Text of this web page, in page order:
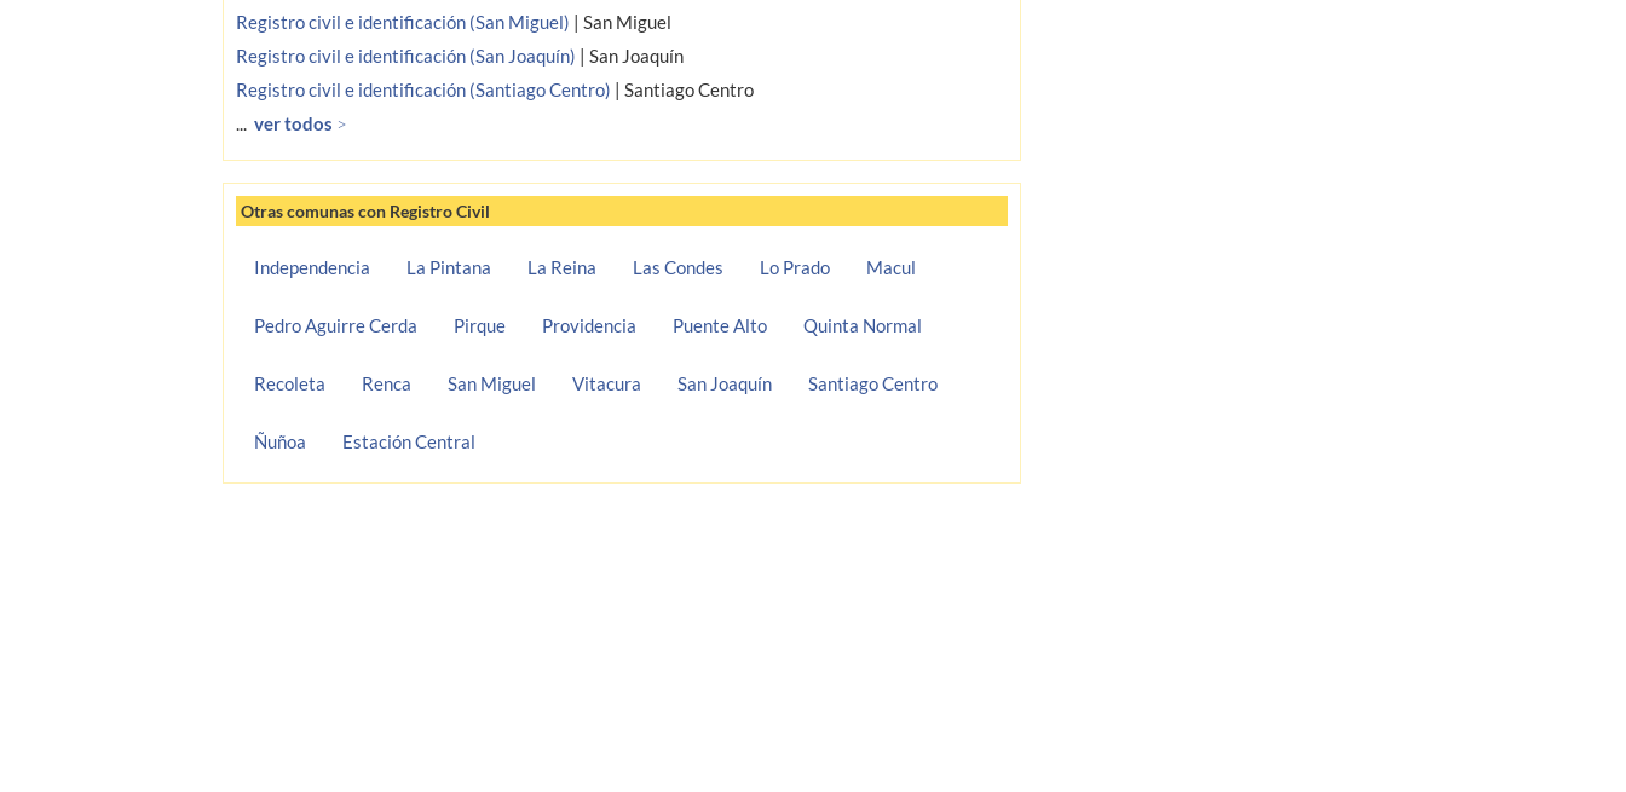
Registro civil e identificación (San Miguel) | San Miguel
Registro civil e identificación (San Joaquín) | San Joaquín
Registro civil e identificación (Santiago Centro) | Santiago Centro
... ver todos >
Otras comunas con Registro Civil
Independencia La Pintana La Reina Las Condes Lo Prado Macul
Pedro Aguirre Cerda Pirque Providencia Puente Alto Quinta Normal
Recoleta Renca San Miguel Vitacura San Joaquín Santiago Centro
Ñuñoa Estación Central